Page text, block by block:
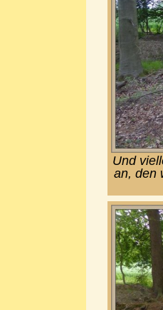
Und
an, den